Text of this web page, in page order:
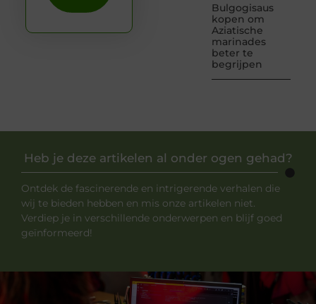
Bulgogisaus
kopen om
Aziatische
marinades
beter te
begrijpen
Heb je deze artikelen al onder ogen gehad?
Ontdek de fascinerende en intrigerende verhalen die
wij te bieden hebben en mis onze artikelen niet.
Verdiep je in verschillende onderwerpen en blijf goed
geïnformeerd!